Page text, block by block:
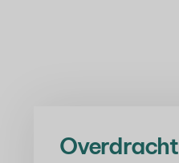
Overdracht